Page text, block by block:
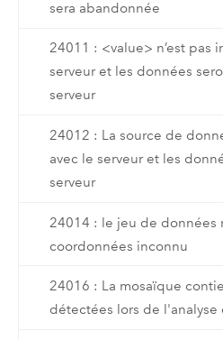
sera abandonnée
24011 : <value> n’est pas
serveur et les données
serveur
24012 : La source de
avec le serveur et les
serveur
24014 : le jeu de données
coordonnées inconnu
24016 : La mosaïque
détectées lors de